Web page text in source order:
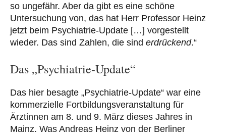
so ungefähr. Aber da gibt es eine schöne
Untersuchung von, das hat Herr Professor Heinz
jetzt beim Psychiatrie-Update […] vorgestellt
wieder. Das sind Zahlen, die sind erdrückend.“
Das „Psychiatrie-Update“
Das hier besagte „Psychiatrie-Update“ war eine
kommerzielle Fortbildungsveranstaltung für
Ärztinnen am 8. und 9. März dieses Jahres in
Mainz. Was Andreas Heinz von der Berliner